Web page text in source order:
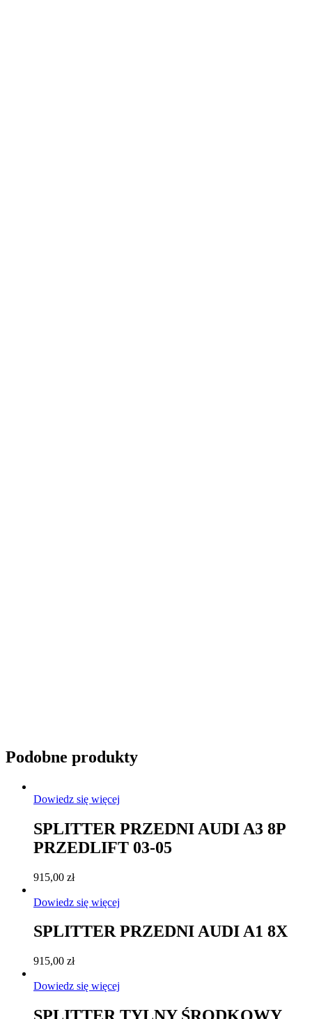
Podobne produkty
Dowiedz się więcej
SPLITTER PRZEDNI AUDI A3 8P
PRZEDLIFT 03-05
915,00 zł
Dowiedz się więcej
SPLITTER PRZEDNI AUDI A1 8X
915,00 zł
Dowiedz się więcej